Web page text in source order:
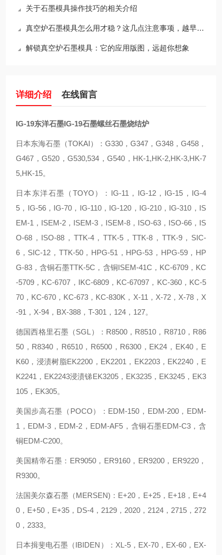
关于石墨模具操作技巧的相关介绍
真空炉石墨模具怎么用才稳？这几点注意事项，越早知道越省心
解锁真空炉石墨模具：它的应用版图，远超你想象
详细介绍 在线留言
IG-19东洋石墨IG-19石墨螺丝石墨烧结炉
日本东海石墨（TOKAI）：G330，G347，G348，G458，
G467，G520，G530,534，G540，HK-1,HK-2,HK-3,HK-7
5,HK-15。
日本东洋石墨（TOYO）：IG-11，IG-12，IG-15，IG-4
5，IG-56，IG-70，IG-110，IG-120，IG-210，IG-310，IS
EM-1，ISEM-2，ISEM-3，ISEM-8，ISO-63，ISO-66，IS
O-68，ISO-88，TTK-4，TTK-5，TTK-8，TTK-9，SIC-
6，SIC-12，TTK-50，HPG-51，HPG-53，HPG-59，HP
G-83，含铜石墨TTK-5C，含铜ISEM-41C，KC-6709，KC
-5709，KC-6707，IKC-6809，KC-67097，KC-360，KC-5
70，KC-670，KC-673，KC-830K，X-11，X-72，X-78，X
-91，X-94，BX-388，T-301，124，127。
德国西格里石墨（SGL）：R8500，R8510，R8710，R86
50，R8340，R6510，R6500，R6300，EK24，EK40，E
K60，浸渍树脂EK2200，EK2201，EK2203，EK2240，E
K2241，EK2243浸渍锑EK3205，EK3235，EK3245，EK3
105，EK305。
美国步高石墨（POCO）：EDM-150，EDM-200，EDM-
1，EDM-3，EDM-2，EDM-AF5，含铜石墨EDM-C3，含
铜EDM-C200。
美国精帝石墨：ER9050，ER9160，ER9200，ER9220，
R9300。
法国美尔森石墨（MERSEN)：E+20，E+25，E+18，E+4
0，E+50，E+35，DS-4，2129，2020，2124，2715，272
0，2333。
日本揖斐电石墨（IBIDEN）：XL-5，EX-70，EX-60，EX-